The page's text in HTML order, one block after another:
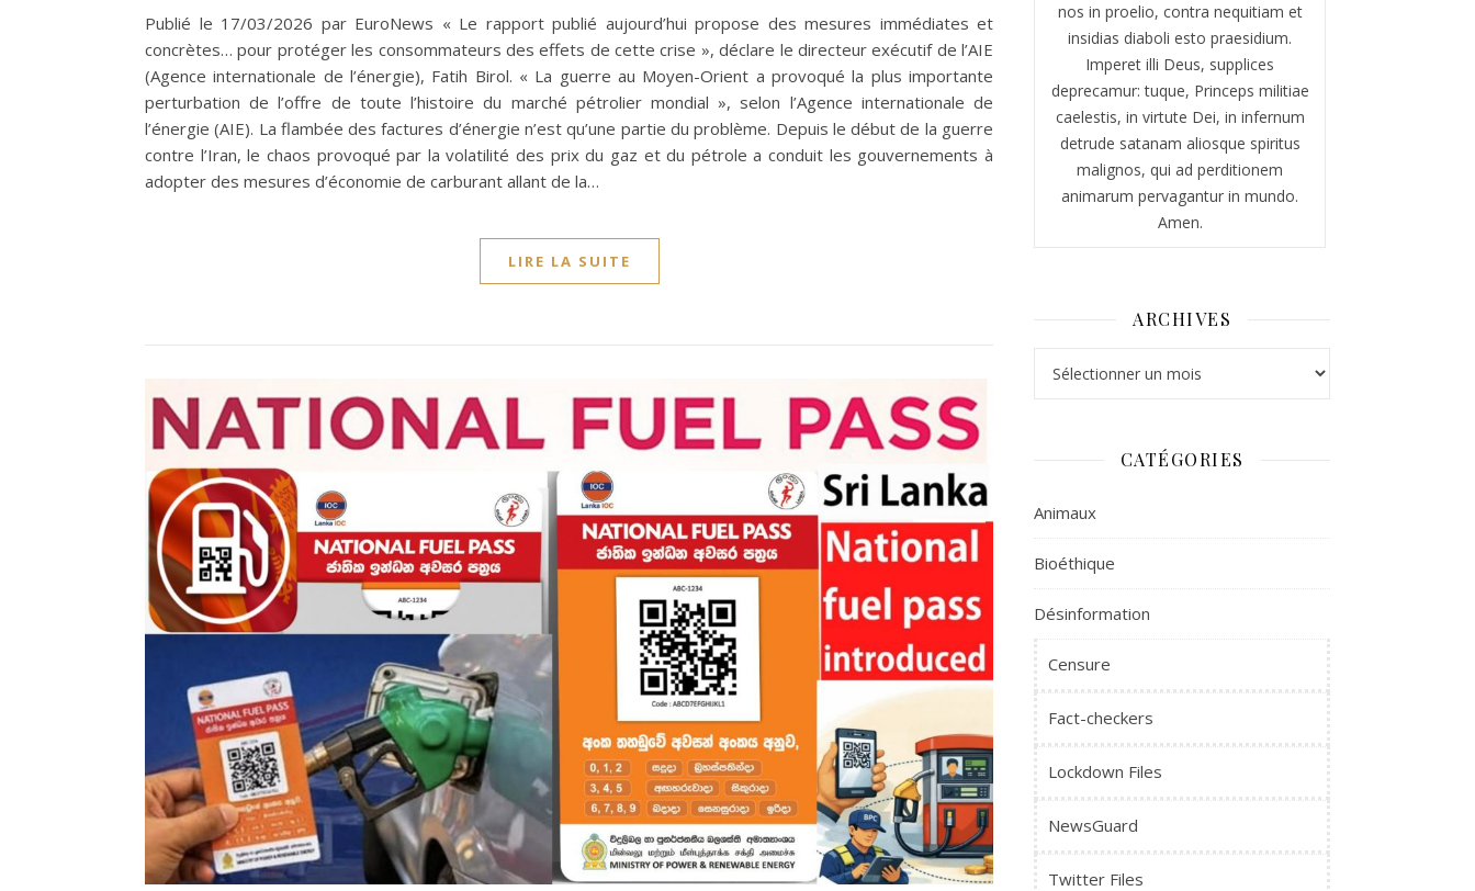
Publié le 17/03/2026 par EuroNews « Le rapport publié aujourd’hui propose des mesures immédiates et
concrètes… pour protéger les consommateurs des effets de cette crise », déclare le directeur exécutif de l’AIE
(Agence internationale de l’énergie), Fatih Birol. « La guerre au Moyen-Orient a provoqué la plus importante
perturbation de l’offre de toute l’histoire du marché pétrolier mondial », selon l’Agence internationale de
l’énergie (AIE). La flambée des factures d’énergie n’est qu’une partie du problème. Depuis le début de la guerre
contre l’Iran, le chaos provoqué par la volatilité des prix du gaz et du pétrole a conduit les gouvernements à
adopter des mesures d’économie de carburant allant de la…
LIRE LA SUITE
nos in proelio, contra nequitiam et
insidias diaboli esto praesidium.
Imperet illi Deus, supplices
deprecamur: tuque, Princeps militiae
caelestis, in virtute Dei, in infernum
detrude satanam aliosque spiritus
malignos, qui ad perditionem
animarum pervagantur in mundo.
Amen.
ARCHIVES
CATÉGORIES
Animaux
Bioéthique
Désinformation
Censure
Fact-checkers
Lockdown Files
NewsGuard
Twitter Files